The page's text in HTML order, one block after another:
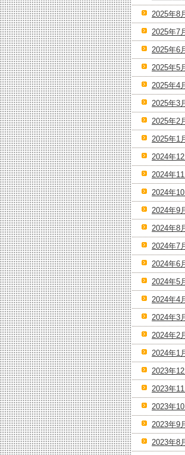
2025年8
2025年7
2025年6
2025年5
2025年4
2025年3
2025年2
2025年1
2024年12
2024年11
2024年10
2024年9
2024年8
2024年7
2024年6
2024年5
2024年4
2024年3
2024年2
2024年1
2023年12
2023年11
2023年10
2023年9
2023年8